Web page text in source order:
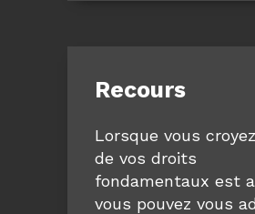
Recours
Lorsque vous
de vos droits
fondamentaux est
vous pouvez vous